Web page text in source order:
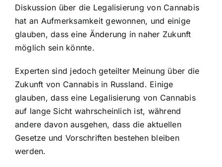
Diskussion über die Legalisierung von Cannabis
hat an Aufmerksamkeit gewonnen, und einige
glauben, dass eine Änderung in naher Zukunft
möglich sein könnte.
Experten sind jedoch geteilter Meinung über die
Zukunft von Cannabis in Russland. Einige
glauben, dass eine Legalisierung von Cannabis
auf lange Sicht wahrscheinlich ist, während
andere davon ausgehen, dass die aktuellen
Gesetze und Vorschriften bestehen bleiben
werden.